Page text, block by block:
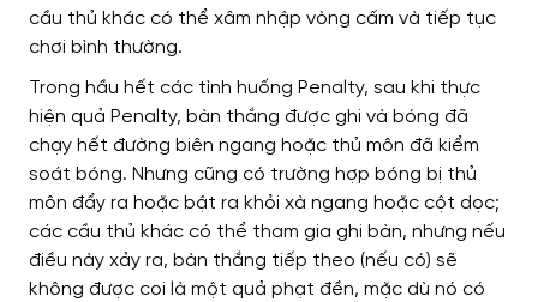
cầu thủ khác có thể xâm nhập vòng cấm và tiếp tục
chơi bình thường.
Trong hầu hết các tình huống Penalty, sau khi thực
hiện quả Penalty, bàn thắng được ghi và bóng đã
chạy hết đường biên ngang hoặc thủ môn đã kiểm
soát bóng. Nhưng cũng có trường hợp bóng bị thủ
môn đẩy ra hoặc bật ra khỏi xà ngang hoặc cột dọc;
các cầu thủ khác có thể tham gia ghi bàn, nhưng nếu
điều này xảy ra, bàn thắng tiếp theo (nếu có) sẽ
không được coi là một quả phạt đền, mặc dù nó có